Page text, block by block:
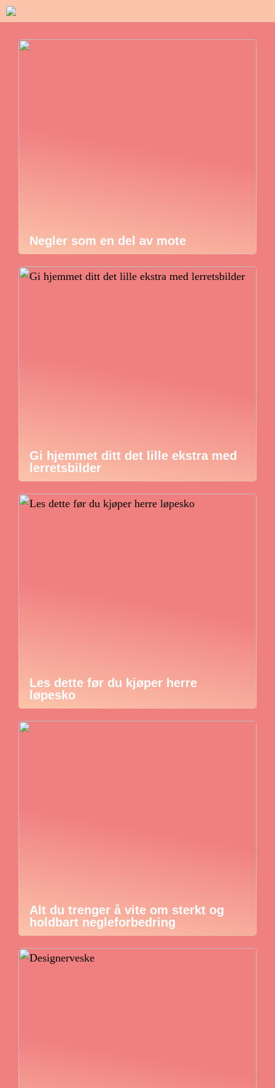
Negler som en del av mote
Gi hjemmet ditt det lille ekstra med
lerretsbilder
Les dette før du kjøper herre
løpesko
Alt du trenger å vite om sterkt og
holdbart negleforbedring